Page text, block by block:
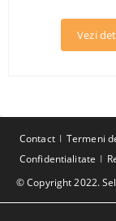
Vezi
© Copyright 2022.
Contact Termeni
Confidentialitate